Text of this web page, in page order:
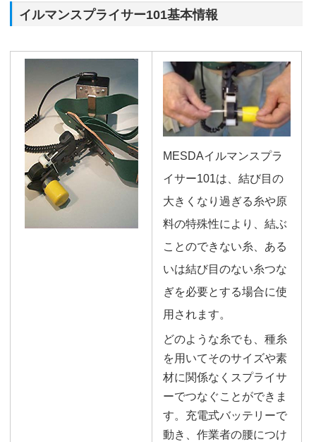
イルマンスプライサー101基本情報
MESDAイルマンスプラ
イサー101は、結び目の
大きくなり過ぎる糸や原
料の特殊性により、結ぶ
ことのできない糸、ある
いは結び目のない糸つな
ぎを必要とする場合に使
用されます。
どのような糸でも、種糸
を用いてそのサイズや素
材に関係なくスプライサ
ーでつなぐことができま
す。充電式バッテリーで
動き、作業者の腰につけ